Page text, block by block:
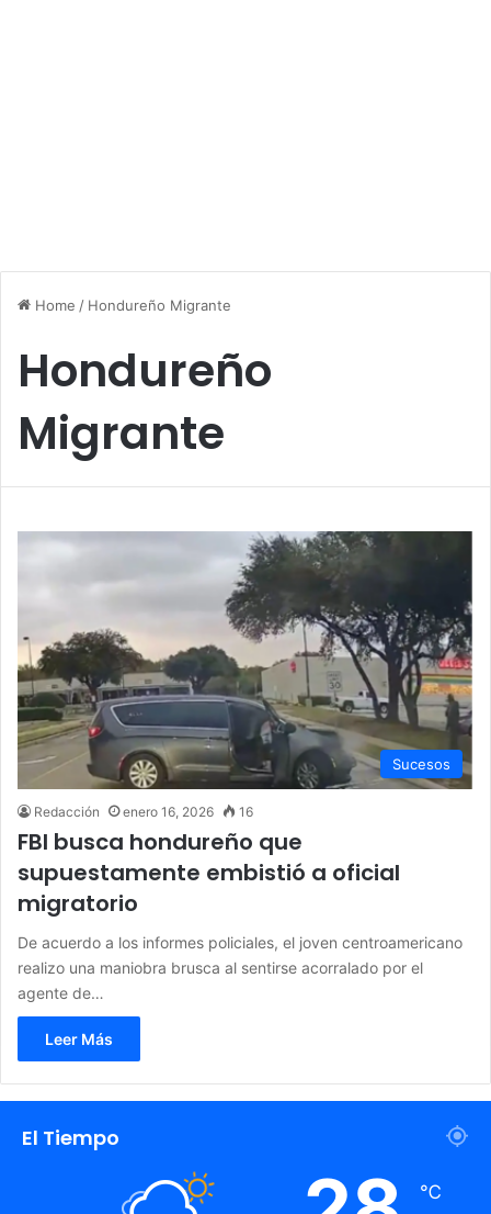
Home / Hondureño Migrante
Hondureño
Migrante
Sucesos
Redacción enero 16, 2026 16
FBI busca hondureño que
supuestamente embistió a oficial
migratorio
De acuerdo a los informes policiales, el joven centroamericano
realizo una maniobra brusca al sentirse acorralado por el
agente de…
Leer Más
El Tiempo
℃